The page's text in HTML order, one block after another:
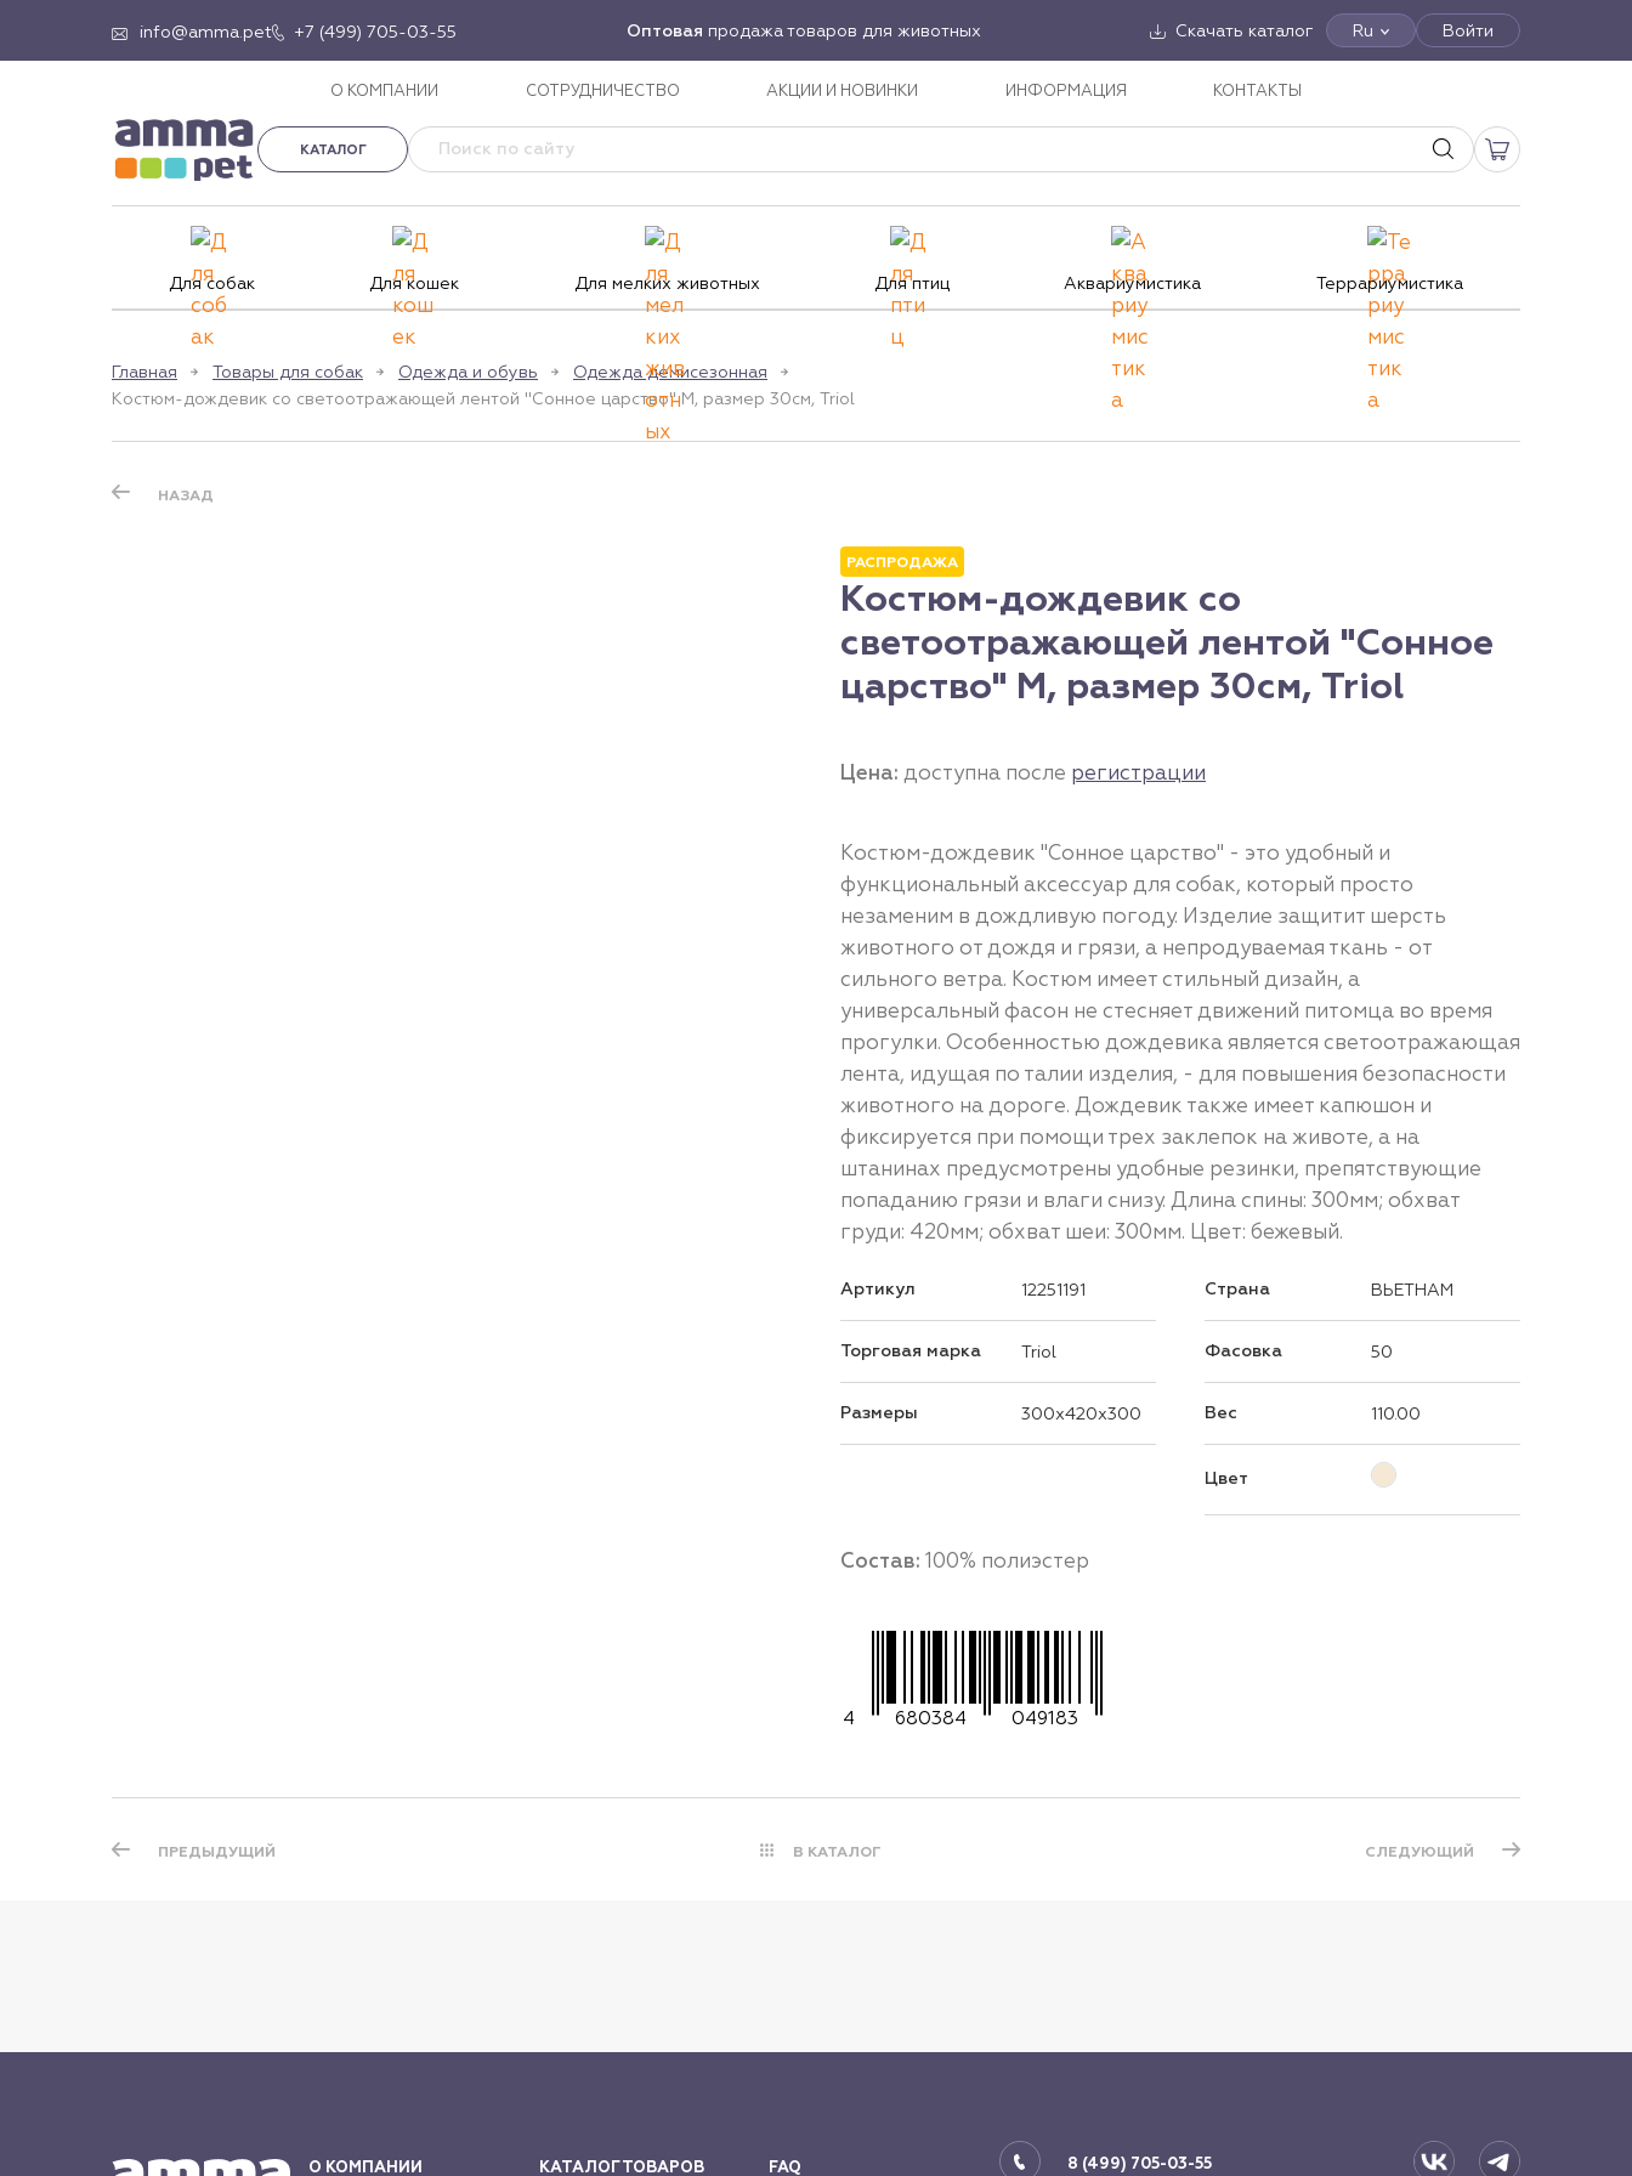
info@amma.pet +7 (499) 705-03-55 Оптовая продажа товаров для животных Скачать каталог Ru Войти
О КОМПАНИИ СОТРУДНИЧЕСТВО АКЦИИ И НОВИНКИ ИНФОРМАЦИЯ КОНТАКТЫ
КАТАЛОГ
Для собак Для кошек Для мелких животных Для птиц Аквариумистика Террариумистика
Главная Товары для собак Одежда и обувь
Одежда демисезонная
Костюм-дождевик со светоотражающей лентой "Сонное царство" M, размер 30см, Triol
НАЗАД
РАСПРОДАЖА
Костюм-дождевик со
светоотражающей лентой "Сонное
царство" M, размер 30см, Triol
Цена: доступна после регистрации
Костюм-дождевик "Сонное царство" - это удобный и
функциональный аксессуар для собак, который просто
незаменим в дождливую погоду. Изделие защитит шерсть
животного от дождя и грязи, а непродуваемая ткань - от
сильного ветра. Костюм имеет стильный дизайн, а
универсальный фасон не стесняет движений питомца во время
прогулки. Особенностью дождевика является светоотражающая
лента, идущая по талии изделия, - для повышения безопасности
животного на дороге. Дождевик также имеет капюшон и
фиксируется при помощи трех заклепок на животе, а на
штанинах предусмотрены удобные резинки, препятствующие
попаданию грязи и влаги снизу. Длина спины: 300мм; обхват
груди: 420мм; обхват шеи: 300мм. Цвет: бежевый.
Артикул 12251191
Торговая марка Triol
Размеры 300x420x300
Страна ВЬЕТНАМ
Фасовка 50
Вес 110.00
Цвет
Состав: 100% полиэстер
4 680384 049183
ПРЕДЫДУЩИЙ В КАТАЛОГ СЛЕДУЮЩИЙ
О КОМПАНИИ КАТАЛОГ ТОВАРОВ FAQ 8 (499) 705-03-55